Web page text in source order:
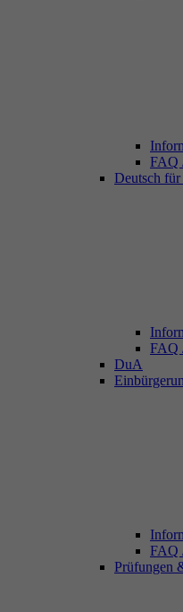
FAQ
Deutsch
FAQ
DuA
FAQ
Prüfungen